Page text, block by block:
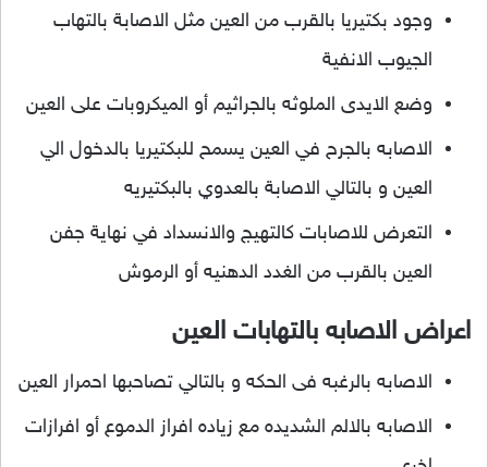
وجود بكتيريا بالقرب من العين مثل الاصابة بالتهاب
الجيوب الانفية
وضع الايدى الملوثه بالجراثيم أو الميكروبات على العين
الاصابه بالجرح في العين يسمح للبكتيريا بالدخول الي
العين و بالتالي الاصابة بالعدوي بالبكتيريه
التعرض للاصابات كالتهيج والانسداد في نهاية جفن
العين بالقرب من الغدد الدهنيه أو الرموش
اعراض الاصابه بالتهابات العين
الاصابه بالرغبه فى الحكه و بالتالي تصاحبها احمرار العين
الاصابه بالالم الشديده مع زياده افراز الدموع أو افرازات